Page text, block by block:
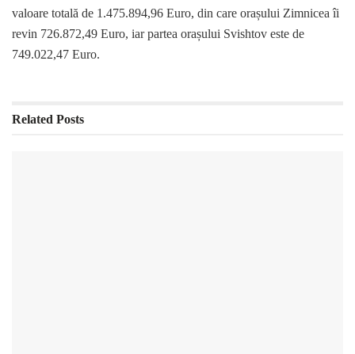
valoare totală de 1.475.894,96 Euro, din care orașului Zimnicea îi
revin 726.872,49 Euro, iar partea orașului Svishtov este de
749.022,47 Euro.
Related Posts